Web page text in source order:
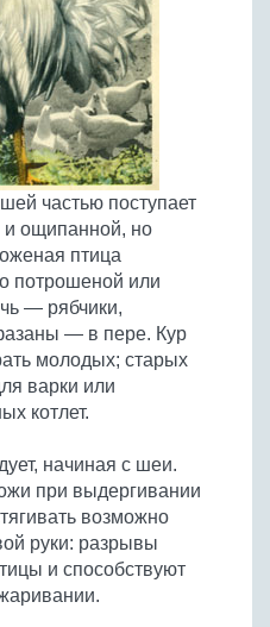
частью поступает
ощипанной, но
птица
потрошеной или
— рябчики,
— в пере. Кур
молодых; старых
варки или
котлет.
начиная с шеи.
при выдергивании
возможно
руки: разрывы
и способствуют